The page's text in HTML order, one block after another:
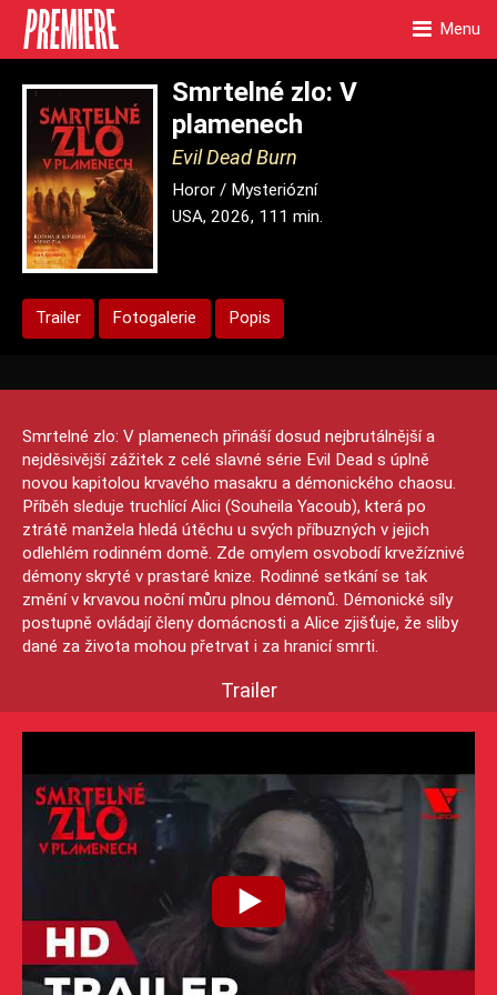
Menu
Smrtelné zlo: V
plamenech
Evil Dead Burn
Horor / Mysteriózní
USA, 2026, 111 min.
Trailer Fotogalerie Popis
Smrtelné zlo: V plamenech přináší dosud nejbrutálnější a
nejděsivější zážitek z celé slavné série Evil Dead s úplně
novou kapitolou krvavého masakru a démonického chaosu.
Příběh sleduje truchlící Alici (Souheila Yacoub), která po
ztrátě manžela hledá útěchu u svých příbuzných v jejich
odlehlém rodinném domě. Zde omylem osvobodí krvežíznivé
démony skryté v prastaré knize. Rodinné setkání se tak
změní v krvavou noční můru plnou démonů. Démonické síly
postupně ovládají členy domácnosti a Alice zjišťuje, že sliby
dané za života mohou přetrvat i za hranicí smrti.
Trailer